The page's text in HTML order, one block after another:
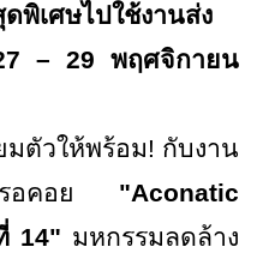
พิเศษไปใช้งานส่ง
– 29 พฤศจิกายน
มตัวให้พร้อม! กับงาน
รอคอย "Aconatic
14" มหกรรมลดล้าง